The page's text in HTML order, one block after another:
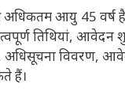
अधिकतम आयु 45 वर्ष
तिथियां, आवेदन
अधिसूचना विवरण,
हैं।